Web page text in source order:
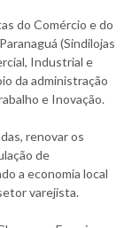
do Comércio e do
(Sindilojas
Industrial e
da administração
e Inovação.
renovar os
de
a economia local
varejista.